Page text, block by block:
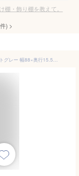
棚・飾り棚を教えて。
件) >
無印良品 壁に付けられる家具 箱 オーク材 ライトグレー 幅88×奥行15.5×高さ19cm 44520680